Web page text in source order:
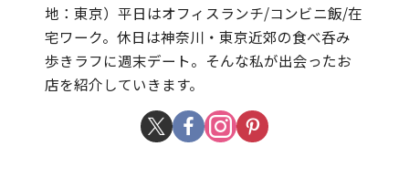
地：東京）平日はオフィスランチ/コンビニ飯/在
宅ワーク。休日は神奈川・東京近郊の食べ呑み
歩きラフに週末デート。そんな私が出会ったお
店を紹介していきます。